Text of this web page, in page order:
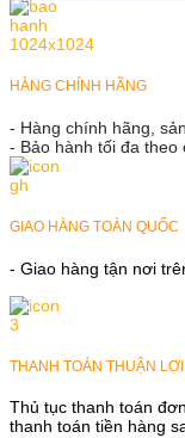
HÀNG CHÍNH HÃNG
- Hàng chính hãng,
- Bảo hành tối đa theo
GIAO HÀNG TOÀN QUỐC
- Giao hàng tận nơi
THANH TOÁN THUẬN LỢI
Thủ tục thanh toán
thanh toán tiền hàng